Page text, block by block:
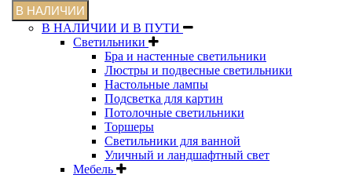
В НАЛИЧИИ
В НАЛИЧИИ И В ПУТИ
Светильники
Бра и настенные светильники
Люстры и подвесные светильники
Настольные лампы
Подсветка для картин
Потолочные светильники
Торшеры
Светильники для ванной
Уличный и ландшафтный свет
Мебель